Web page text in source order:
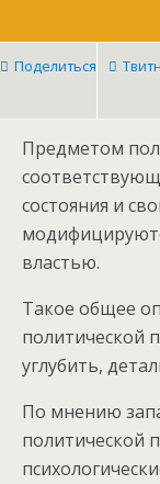
Поделиться
Предметом
состояния и
властью.
Такое общее
политической
углубить,
По мнению
политической